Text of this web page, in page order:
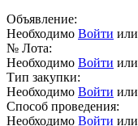
Объявление:
Необходимо Войти или
№ Лота:
Необходимо Войти или
Тип закупки:
Необходимо Войти или
Способ проведения:
Необходимо Войти или